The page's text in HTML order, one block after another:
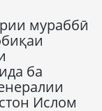
мураббӣ
ба
Ислом